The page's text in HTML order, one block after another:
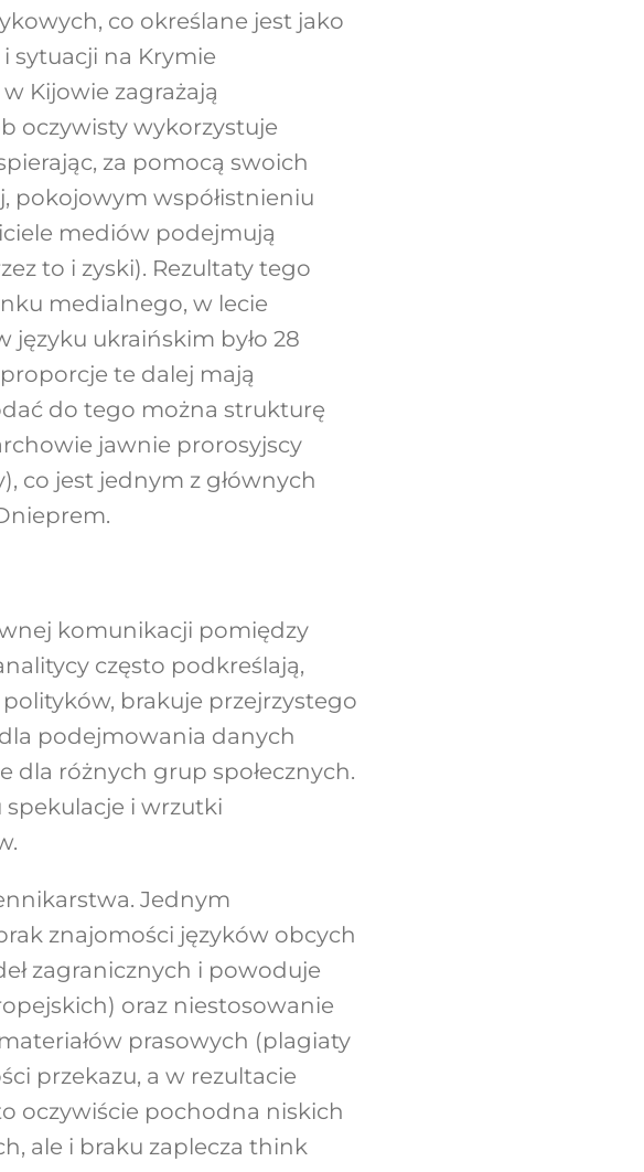
co określane jest jako
sytuacji na Krymie
Kijowie zagrażają
oczywisty wykorzystuje
za pomocą swoich
pokojowym współistnieniu
mediów podejmują
to i zyski). Rezultaty tego
medialnego, w lecie
ukraińskim było 28
te dalej mają
do tego można strukturę
jawnie prorosyjscy
co jest jednym z głównych
komunikacji pomiędzy
często podkreślają,
brakuje przejrzystego
podejmowania danych
dla różnych grup społecznych.
spekulacje i wrzutki
Jednym
znajomości języków obcych
zagranicznych i powoduje
oraz niestosowanie
prasowych (plagiaty
przekazu, a w rezultacie
oczywiście pochodna niskich
ale i braku zaplecza think